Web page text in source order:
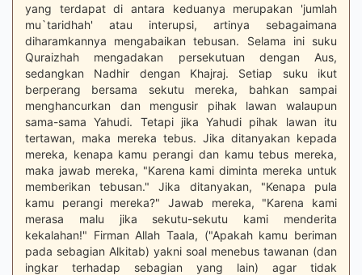
yang terdapat di antara keduanya merupakan 'jumlah
mu`taridhah' atau interupsi, artinya sebagaimana
diharamkannya mengabaikan tebusan. Selama ini suku
Quraizhah mengadakan persekutuan dengan Aus,
sedangkan Nadhir dengan Khajraj. Setiap suku ikut
berperang bersama sekutu mereka, bahkan sampai
menghancurkan dan mengusir pihak lawan walaupun
sama-sama Yahudi. Tetapi jika Yahudi pihak lawan itu
tertawan, maka mereka tebus. Jika ditanyakan kepada
mereka, kenapa kamu perangi dan kamu tebus mereka,
maka jawab mereka, "Karena kami diminta mereka untuk
memberikan tebusan." Jika ditanyakan, "Kenapa pula
kamu perangi mereka?" Jawab mereka, "Karena kami
merasa malu jika sekutu-sekutu kami menderita
kekalahan!" Firman Allah Taala, ("Apakah kamu beriman
pada sebagian Alkitab) yakni soal menebus tawanan (dan
ingkar terhadap sebagian yang lain) agar tidak